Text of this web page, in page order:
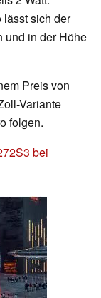
lässt sich der
und in der Höhe
Preis von
Variante
folgen.
bei